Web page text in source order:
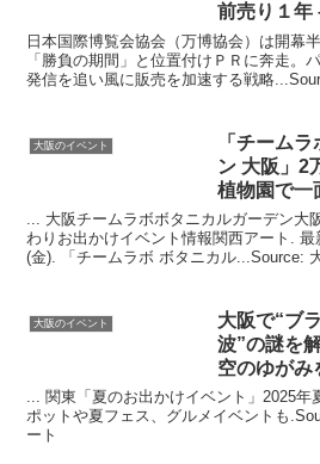
前売り１年
日本国際博覧会協会（万博協会）は開幕
「勝負の期間」と位置付けＰＲに奔走。
発信を追い風に販売を加速する戦略
大阪のイベント
「チーム
ン 大阪」2
植物園で
iFLYER
... 大阪チームラボボタニカルガーデン大
わりお出かけイベント情報関西アート.
(金). 「チームラボ ボタニカル...Source:
大阪のイベント 大阪で“ブ
波”の謎を
空のゆがみ
…
... 関東「夏のお出かけイベント」2025年
ポットや夏フェス、グルメイベントも
ート